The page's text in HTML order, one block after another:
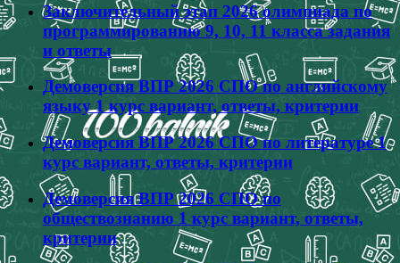
Заключительный этап 2026 олимпиада по
программированию 9, 10, 11 класса задания
и ответы
Демоверсия ВПР 2026 СПО по английскому
языку 1 курс вариант, ответы, критерии
Демоверсия ВПР 2026 СПО по литературе 1
курс вариант, ответы, критерии
Демоверсия ВПР 2026 СПО по
обществознанию 1 курс вариант, ответы,
критерии